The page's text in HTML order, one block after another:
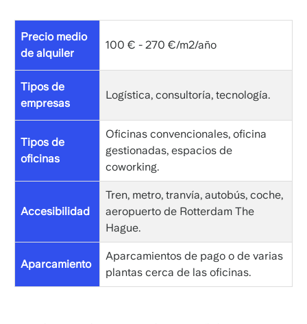
Precio medio
de alquiler
100 € - 270 €/m2/año
Tipos de
empresas
Logística, consultoría, tecnología.
Tipos de
oficinas
Oficinas convencionales, oficina
gestionadas, espacios de
coworking.
Accesibilidad
Tren, metro, tranvía, autobús, coche,
aeropuerto de Rotterdam The
Hague.
Aparcamiento
Aparcamientos de pago o de varias
plantas cerca de las oficinas.